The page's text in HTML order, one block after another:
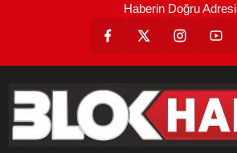
Haberin Doğru Adresi